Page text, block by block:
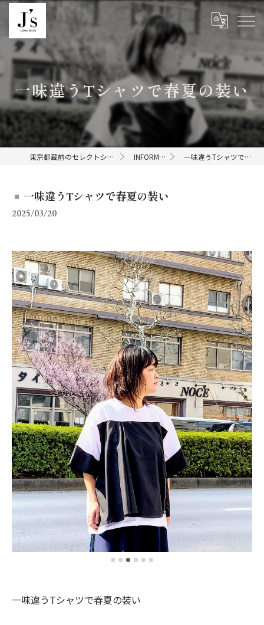
一味違うTシャツで春夏の装い
東京都蔵前のセレクトショップならJ's INFORMATION 一味違うTシャツで春夏の装い
一味違うTシャツで春夏の装い
2025/03/20
一味違うTシャツで春夏の装い